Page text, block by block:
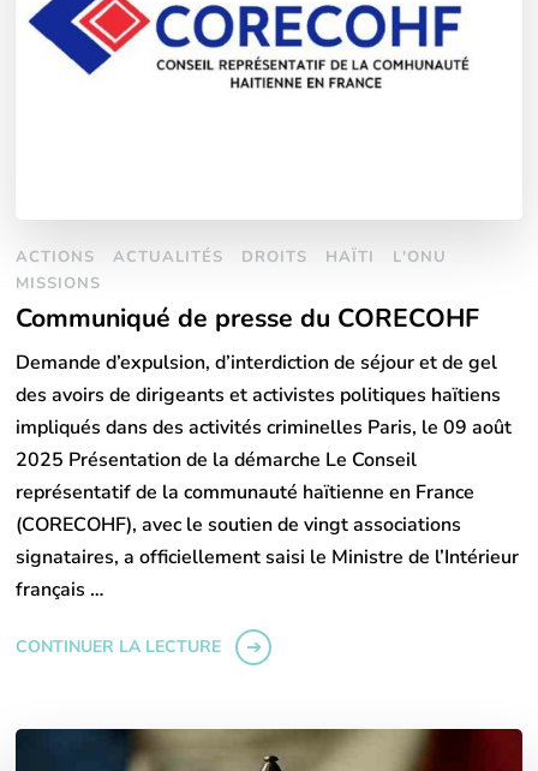
ACTIONS ACTUALITÉS DROITS HAÏTI
L'ONU
MISSIONS
Communiqué de presse du CORECOHF
Demande d’expulsion, d’interdiction de séjour et de gel
des avoirs de dirigeants et activistes politiques haïtiens
impliqués dans des activités criminelles Paris, le 09 août
2025 Présentation de la démarche Le Conseil
représentatif de la communauté haïtienne en France
(CORECOHF), avec le soutien de vingt associations
signataires, a officiellement saisi le Ministre de l’Intérieur
français …
CONTINUER LA LECTURE